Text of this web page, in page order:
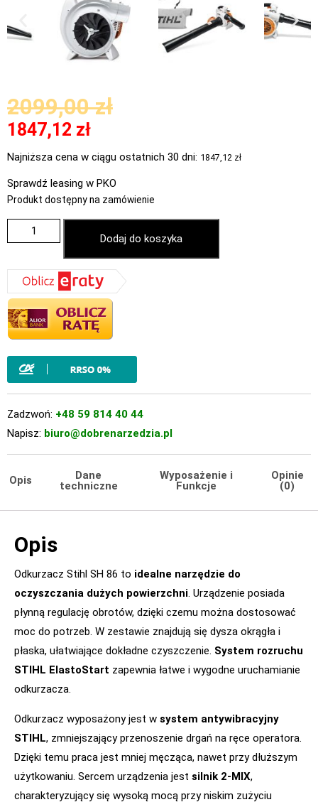
2099,00zł
1847,12 zł
Najniższa cena w ciągu ostatnich 30 dni: 1847,12 zł
Sprawdź leasing w PKO
Produkt dostępny na zamówienie
Dodaj do koszyka
Zadzwoń: +48 59 814 40 44
Napisz: biuro@dobrenarzedzia.pl
Opis
Dane
techniczne
Wyposażenie i
Funkcje
Opinie
(0)
Opis
Odkurzacz Stihl SH 86 to idealne narzędzie do
oczyszczania dużych powierzchni. Urządzenie posiada
płynną regulację obrotów, dzięki czemu można dostosować
moc do potrzeb. W zestawie znajdują się dysza okrągła i
płaska, ułatwiające dokładne czyszczenie. System rozruchu
STIHL ElastoStart zapewnia łatwe i wygodne uruchamianie
odkurzacza.
Odkurzacz wyposażony jest w system antywibracyjny
STIHL, zmniejszający przenoszenie drgań na ręce operatora.
Dzięki temu praca jest mniej męcząca, nawet przy dłuższym
użytkowaniu. Sercem urządzenia jest silnik 2-MIX,
charakteryzujący się wysoką mocą przy niskim zużyciu